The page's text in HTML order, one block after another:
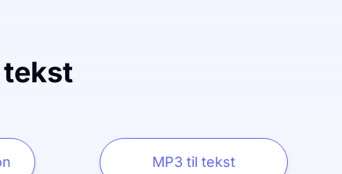
MP3 til tekst